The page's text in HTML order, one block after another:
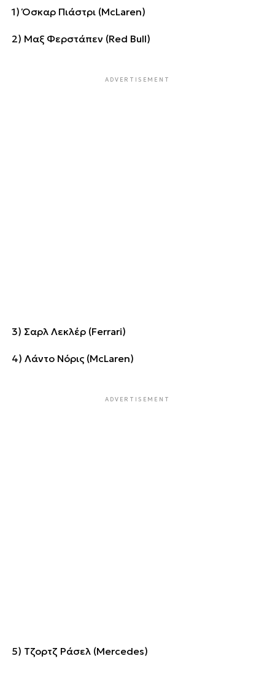
1) Όσκαρ Πιάστρι (McLaren)
2) Μαξ Φερστάπεν (Red Bull)
ADVERTISEMENT
3) Σαρλ Λεκλέρ (Ferrari)
4) Λάντο Νόρις (McLaren)
ADVERTISEMENT
5) Τζορτζ Ράσελ (Mercedes)